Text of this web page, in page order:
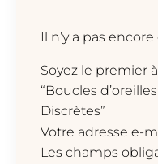
Il n’y a pas encore
Soyez le premier
“Boucles
Discrètes”
Votre adresse e-
Les champs